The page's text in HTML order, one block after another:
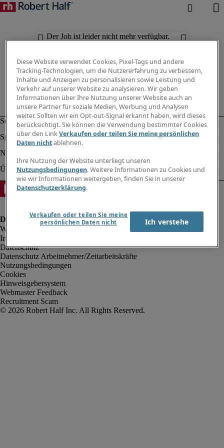
Der Job ist leider nicht mehr verfügbar.
Impressum
Datenschutz
Datenschutz Arbeitnehmer/Zeitarbeitskräfte
Nutzungsbedingungen
Cookies
Hinweisgebersystem
Webmaster Feedback
Recruitment Scam
Diese Website verwendet Cookies, Pixel-Tags und andere
Tracking-Technologien, um die Nutzererfahrung zu verbessern,
Inhalte und Anzeigen zu personalisieren sowie Leistung und
Verkehr auf unserer Website zu analysieren. Wir geben
Informationen über Ihre Nutzung unserer Website auch an
unsere Partner für soziale Medien, Werbung und Analysen
weiter. Sollten wir ein Opt-out-Signal erkannt haben, wird dieses
berücksichtigt. Sie können die Verwendung bestimmter Cookies
über den LinkVerkaufen oder teilen Sie meine persönlichen
Daten nichtablehnen.
Ihre Nutzung der Website unterliegt unseren
Nutzungsbedingungen. Weitere Informationen zu Cookies und
wie wir Informationen weitergeben, finden Sie in unserer
Datenschutzerklärung.
Verkaufen oder teilen Sie meine
persönlichen Daten nicht
Ich verstehe